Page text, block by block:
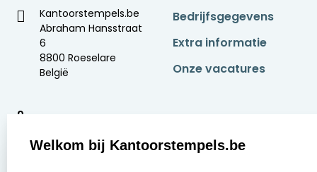
Kantoorstempels.be
Abraham Hansstraat
6
8800 Roeselare
België
9
Bedrijfsgegevens
Extra informatie
Onze vacatures
Welkom bij Kantoorstempels.be